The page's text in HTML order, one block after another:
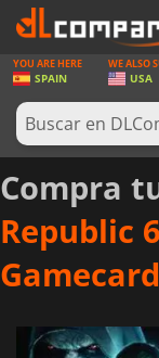
JUEGOS
TARJETAS PREPAGO
SOFTWARE
REWARDS
HARDWARE
NOTICIAS
INICIAR SESIÓN O
YOU ARE HERE
SPAIN
WE ALSO
USA
Compra
Republic
Gamecard